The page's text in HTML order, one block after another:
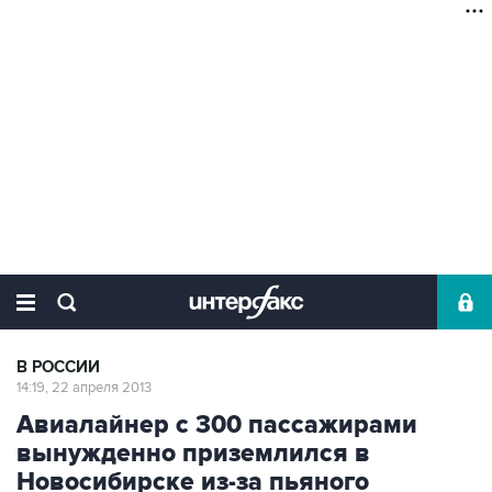
В РОССИИ
14:19, 22 апреля 2013
Авиалайнер с 300 пассажирами
вынужденно приземлился в
Новосибирске из-за пьяного